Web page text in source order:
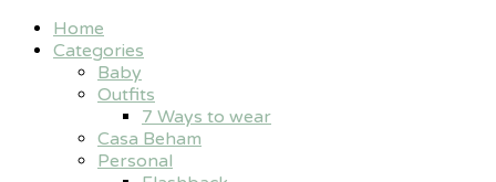
Home
Categories
Baby
Outfits
7 Ways to wear
Casa Beham
Personal